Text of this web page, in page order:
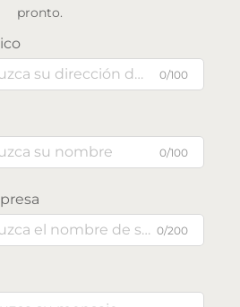
pronto.
0/100
0/100
0/200